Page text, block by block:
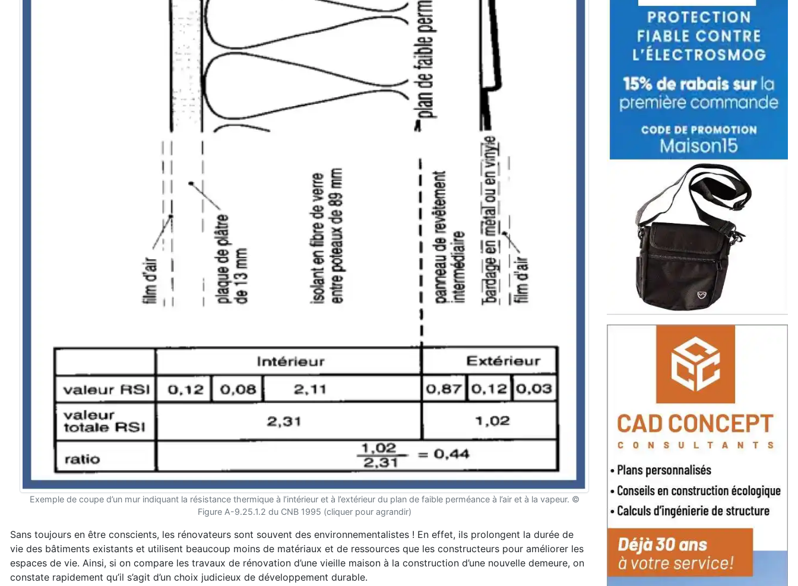
Exemple de coupe d’un mur indiquant la résistance thermique à l’intérieur et à l’extérieur du plan de faible perméance à l’air et à la vapeur. ©
Figure A-9.25.1.2 du CNB 1995 (cliquer pour agrandir)
Sans toujours en être conscients, les rénovateurs sont souvent des environnementalistes ! En effet, ils prolongent la durée de
vie des bâtiments existants et utilisent beaucoup moins de matériaux et de ressources que les constructeurs pour améliorer les
espaces de vie. Ainsi, si on compare les travaux de rénovation d’une vieille maison à la construction d’une nouvelle demeure, on
constate rapidement qu’il s’agit d’un choix judicieux de développement durable.